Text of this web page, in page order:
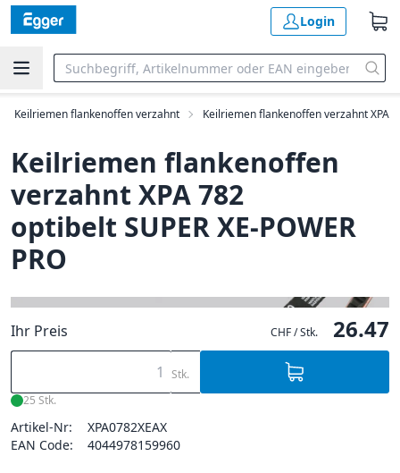
Login
Keilriemen flankenoffen verzahnt Keilriemen flankenoffen verzahnt XPA
Keilriemen flankenoffen
verzahnt XPA 782
optibelt SUPER XE-POWER
PRO
Ihr Preis CHF / Stk. 26.47
Stk.
25 Stk.
Artikel-Nr:
XPA0782XEAX
EAN Code:
4044978159960